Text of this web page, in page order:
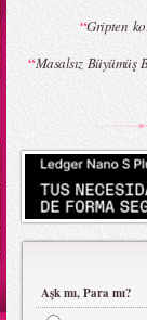
“Gripten
“Masalsız Büyümüş
Aşk mı, Para mı?